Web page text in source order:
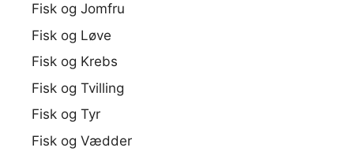
Fisk og Jomfru
Fisk og Løve
Fisk og Krebs
Fisk og Tvilling
Fisk og Tyr
Fisk og Vædder